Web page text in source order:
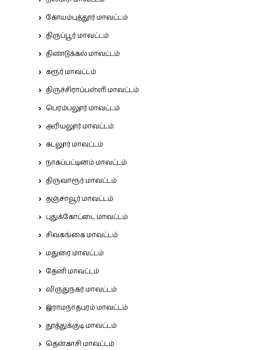
கோயம்புத்தூர் மாவட்டம்
திருப்பூர் மாவட்டம்
திண்டுக்கல் மாவட்டம்
கரூர் மாவட்டம்
திருச்சிராப்பள்ளி மாவட்டம்
பெரம்பலூர் மாவட்டம்
அரியலூர் மாவட்டம்
கடலூர் மாவட்டம்
நாகப்பட்டினம் மாவட்டம்
திருவாரூர் மாவட்டம்
தஞ்சாவூர் மாவட்டம்
புதுக்கோட்டை மாவட்டம்
சிவகங்கை மாவட்டம்
மதுரை மாவட்டம்
தேனி மாவட்டம்
விருதுநகர் மாவட்டம்
இராமநாதபுரம் மாவட்டம்
தூத்துக்குடி மாவட்டம்
தென்காசி மாவட்டம்